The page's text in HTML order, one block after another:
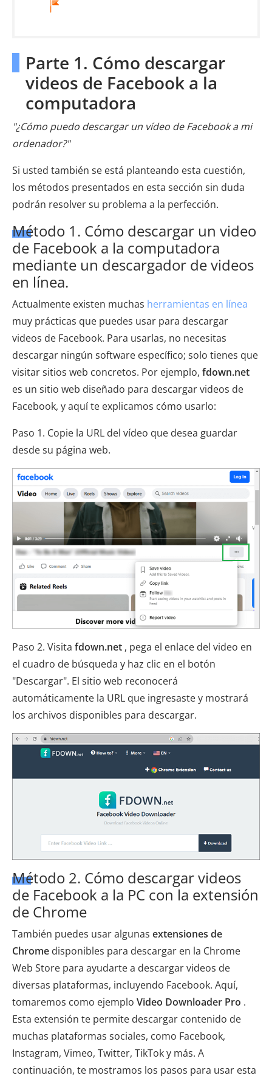
Parte 1. Cómo descargar
videos de Facebook a la
computadora
"¿Cómo puedo descargar un vídeo de Facebook a mi
ordenador?"
Si usted también se está planteando esta cuestión,
los métodos presentados en esta sección sin duda
podrán resolver su problema a la perfección.
Método 1. Cómo descargar un video
de Facebook a la computadora
mediante un descargador de videos
en línea.
Actualmente existen muchas herramientas en línea
muy prácticas que puedes usar para descargar
videos de Facebook. Para usarlas, no necesitas
descargar ningún software específico; solo tienes que
visitar sitios web concretos. Por ejemplo, fdown.net
es un sitio web diseñado para descargar videos de
Facebook, y aquí te explicamos cómo usarlo:
Paso 1. Copie la URL del vídeo que desea guardar
desde su página web.
Paso 2. Visita fdown.net , pega el enlace del video en
el cuadro de búsqueda y haz clic en el botón
"Descargar". El sitio web reconocerá
automáticamente la URL que ingresaste y mostrará
los archivos disponibles para descargar.
Método 2. Cómo descargar videos
de Facebook a la PC con la extensión
de Chrome
También puedes usar algunas extensiones de
Chrome disponibles para descargar en la Chrome
Web Store para ayudarte a descargar videos de
diversas plataformas, incluyendo Facebook. Aquí,
tomaremos como ejemplo Video Downloader Pro .
Esta extensión te permite descargar contenido de
muchas plataformas sociales, como Facebook,
Instagram, Vimeo, Twitter, TikTok y más. A
continuación, te mostramos los pasos para usar esta